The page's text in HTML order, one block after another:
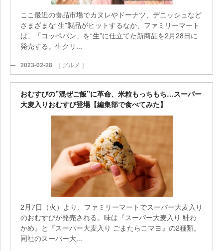
ここ最近の食品市場でカヌレやドーナツ、デニッシュなど
さまざまな“生”製品がヒットするなか、ファミリーマート
は、「コッペパン」を“生”に仕立てた新商品を2月28日に
発売する。生クリ...
2023-02-28 ｜グルメ｜
おむすびの”混ぜご飯”に革命、米粒もっちもち…スーパー
大麦入りおむすび登場【編集部で食べてみた】
2月7日（火）より、ファミリーマートでスーパー大麦入り
のおむすびが発売される。味は『スーパー大麦入り 鮭わ
かめ』と『スーパー大麦入り ごまたらこマヨ』の2種類。
同社のスーパー大...